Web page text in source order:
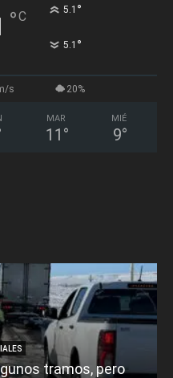
°C 5.1 °
5.1 °
s 20%
MAR
11 °
MIÉ
9°
tramos, pero